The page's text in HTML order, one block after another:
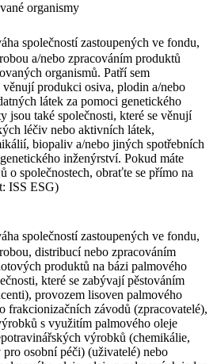
organismy
společností zastoupených ve fondu,
a/nebo zpracováním produktů
organismů. Patří sem
věnují produkci osiva, plodin a/nebo
látek za pomoci genetického
jsou také společnosti, které se věnují
léčiv nebo aktivních látek,
biopaliv a/nebo jiných spotřebních
inženýrství. Pokud máte
o společnostech, obraťte se přímo na
ISS ESG)
společností zastoupených ve fondu,
distribucí nebo zpracováním
produktů na bázi palmového
které se zabývají pěstováním
provozem lisoven palmového
frakcionizačních závodů (zpracovatelé),
s využitím palmového oleje
výrobků (chemikálie,
osobní péči) (uživatelé) nebo